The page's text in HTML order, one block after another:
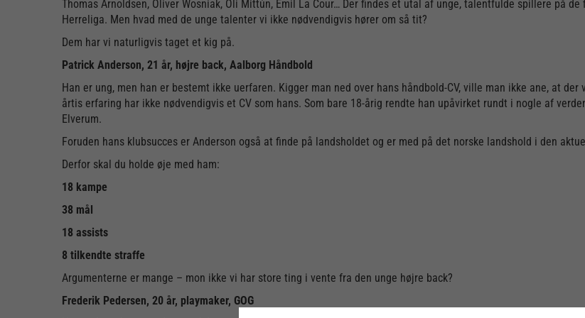
Thomas Arnoldsen, Oliver Wosniak, Oli Mittún, Emil La Cour… Der findes et utal af unge, talentfulde spillere på
Herreliga. Men hvad med de unge talenter vi ikke nødvendigvis hører om så tit?
Dem har vi naturligvis taget et kig på.
Patrick Anderson, 21 år, højre back, Aalborg Håndbold
Han er ung, men han er bestemt ikke uerfaren. Kigger man ned over hans håndbold-CV, ville man ikke ane, at
årtis erfaring har ikke nødvendigvis et CV som hans. Som bare 18-årig rendte han upåvirket rundt i nogle af
Elverum.
Foruden hans klubsucces er Anderson også at finde på landsholdet og er med på det norske landshold i den
Derfor skal du holde øje med ham:
18 kampe
38 mål
18 assists
8 tilkendte straffe
Argumenterne er mange – mon ikke vi har store ting i vente fra den unge højre back?
Frederik Pedersen, 20 år, playmaker, GOG